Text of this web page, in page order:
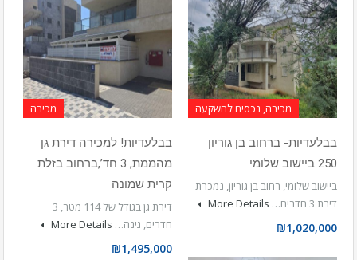
מכירה, נכסים להשקעה
בבלעדיות- ברחוב בן גוריון
250 ביישוב שלומי
ביישוב שלומי, רחוב בן גוריון, נמכרת
דירת 3 חדרים…
More Details
₪1,020,000
מכירה
בבלעדיות! למכירה דירת גן
מהממת, 3 חד’,ברחוב בזלת
קרית שמונה
דירת גן בגודל של 114 מטר, 3
חדרים, גינה… More Details
₪1,495,000